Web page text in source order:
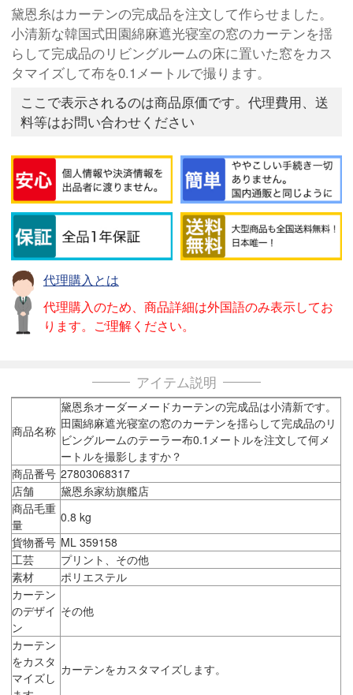
黛恩糸はカーテンの完成品を注文して作らせました。
小清新な韓国式田園綿麻遮光寝室の窓のカーテンを揺
らして完成品のリビングルームの床に置いた窓をカス
タマイズして布を0.1メートルで撮ります。
ここで表示されるのは商品原価です。代理費用、送
料等はお問い合わせください
代理購入とは
代理購入のため、商品詳細は外国語のみ表示してお
ります。ご理解ください。
アイテム説明
商品名称
黛恩糸オーダーメードカーテンの完成品は小清新です。
田園綿麻遮光寝室の窓のカーテンを揺らして完成品のリ
ビングルームのテーラー布0.1メートルを注文して何メ
ートルを撮影しますか？
商品番号 27803068317
店舗
黛恩糸家紡旗艦店
商品毛重
量
0.8 kg
貨物番号 ML 359158
工芸
プリント、その他
素材
ポリエステル
カーテン
のデザイ
ン
その他
カーテン
をカスタ
マイズし
カーテンをカスタマイズします。